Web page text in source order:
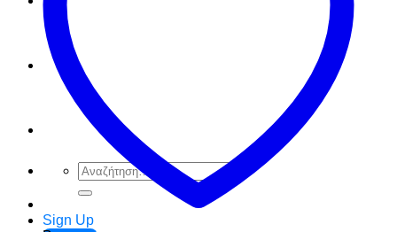
Ελληνικά
English
Αναζήτηση
για:
Sign Up